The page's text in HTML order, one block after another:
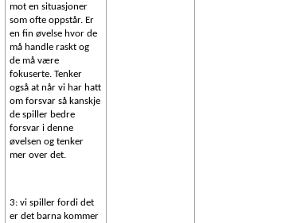
mot en situasjoner
som ofte oppstår. Er
en fin øvelse hvor de
må handle raskt og
de må være
fokuserte. Tenker
også at når vi har hatt
om forsvar så kanskje
de spiller bedre
forsvar i denne
øvelsen og tenker
mer over det.
3: vi spiller fordi det
er det barna kommer